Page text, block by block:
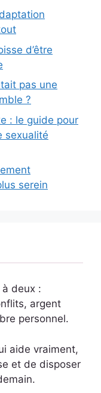
d’être
pas une
?
: le guide pour
sexualité
serein
deux :
argent
personnel.
aide vraiment,
et de disposer